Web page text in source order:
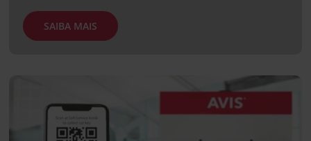
SAIBA MAIS